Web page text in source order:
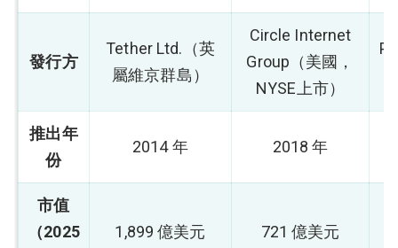
發行方
Tether Ltd.（英
屬維京群島）
Circle Internet
Group（美國，
NYSE上市）
推出年
份
2014 年 2018 年
市值
（2025
1,899 億美元 721 億美元